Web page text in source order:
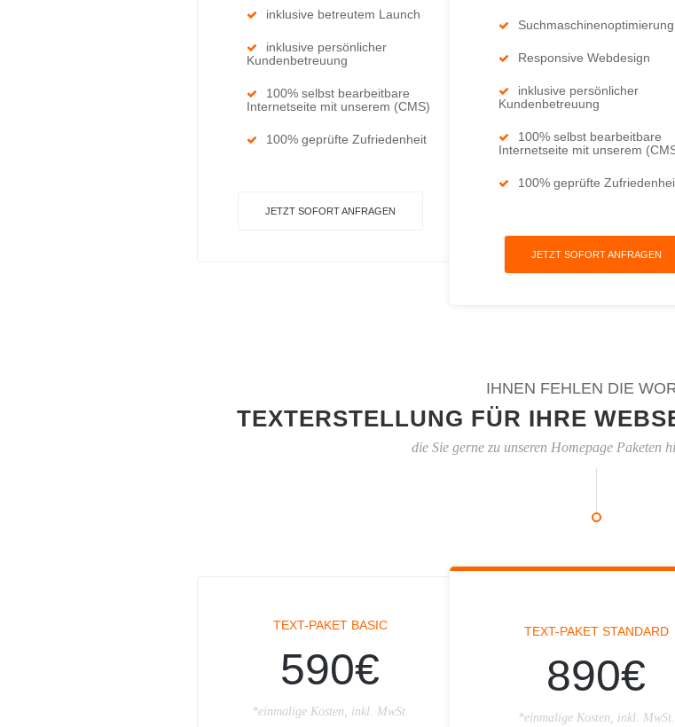
inklusive betreutem Launch
inklusive persönlicher
Kundenbetreuung
100% selbst bearbeitbare
Internetseite mit unserem (CMS)
100% geprüfte Zufriedenheit
JETZT SOFORT ANFRAGEN
Suchmaschinenoptimierung
Responsive Webdesign
inklusive persönlicher
Kundenbetreuung
100% selbst bearbeitbare
Internetseite mit unserem
100% geprüfte
JETZT SOFORT ANFRAGEN
IHNEN FEHLEN DIE
TEXTERSTELLUNG FÜR IHRE
die Sie gerne zu unseren Homepage Paketen
TEXT-PAKET BASIC
590€
*einmalige Kosten, inkl. MwSt.
TEXT-PAKET STANDARD
890€
*einmalige Kosten, inkl. MwSt.